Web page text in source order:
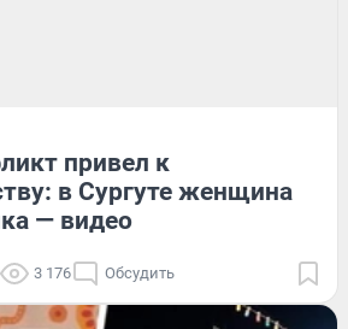
привел к
в Сургуте женщина
— видео
3 176 Обсудить